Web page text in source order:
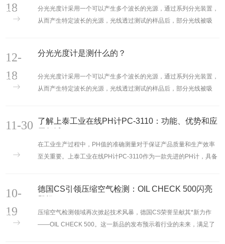
值得注意的是，在确定产品之前就需要把安装位置......
分光光度计采用一个可以产生多个波长的光源，通过系列分光装置，
从而产生特定波长的光源，光线透过测试的样品后，部分光线被吸
法，利用物质对某种波长的光具有选择性吸收的特性以鉴别物质或测
式分光光度计。哈希分光光度仪预置200多条应用程......
18
分光光度计是测什么的？
分光光度计采用一个可以产生多个波长的光源，通过系列分光装置，
从而产生特定波长的光源，光线透过测试的样品后，部分光线被吸
法，利用物质对某种波长的光具有选择性吸收的特性以鉴别物质或测
式分光光度计。哈希分光光度仪预置200多条应用程......
12-
18
了解上泰工业在线PH计PC-3110：功能、优势和应
在工业生产过程中，PH值的准确测量对于保证产品质量和生产效率
至关重要。上泰工业在线PH计PC-3110作为一款先进的PH计，具备
点。其高精度的测量结果可帮助企业监控和调整生产过程，确保产品
验室测试，节省了时间和人力成本。此外，......
11-30
德国CS引领压缩空气检测：OIL CHECK 500闪亮
压缩空气检测领域再次掀起技术风暴，德国CS荣誉呈献其*新力作
——OIL CHECK 500。这一新品的发布预示着行业的未来，满足了
10-
19